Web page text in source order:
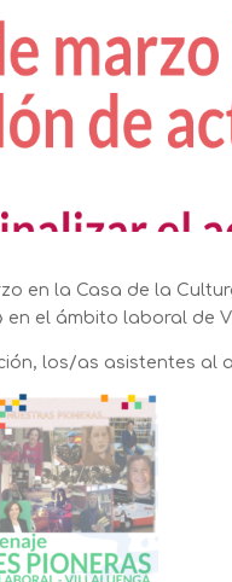
en la Casa de la
en el ámbito laboral de
los/as asistentes al